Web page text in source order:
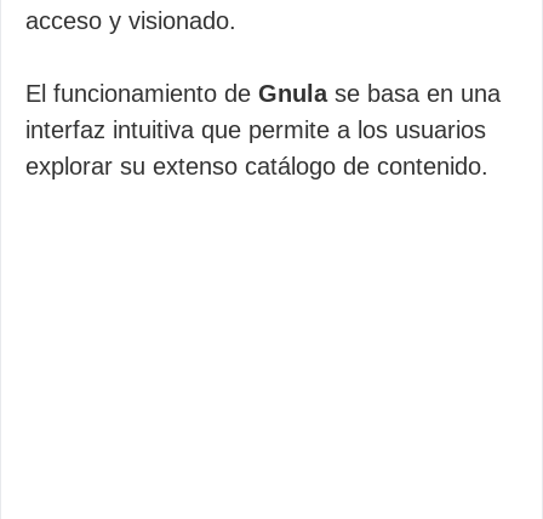
acceso y visionado.
El funcionamiento de Gnulase basa en una
interfaz intuitiva que permite a los usuarios
explorar su extenso catálogo de contenido.